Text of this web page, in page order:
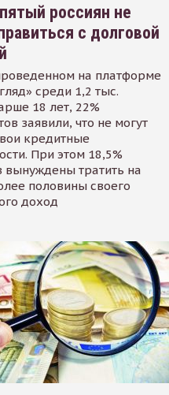
россиян не
с долговой
на платформе
среди 1,2 тыс.
18 лет, 22%
заявили, что не могут
кредитные
При этом 18,5%
тратить на
половины своего
доход